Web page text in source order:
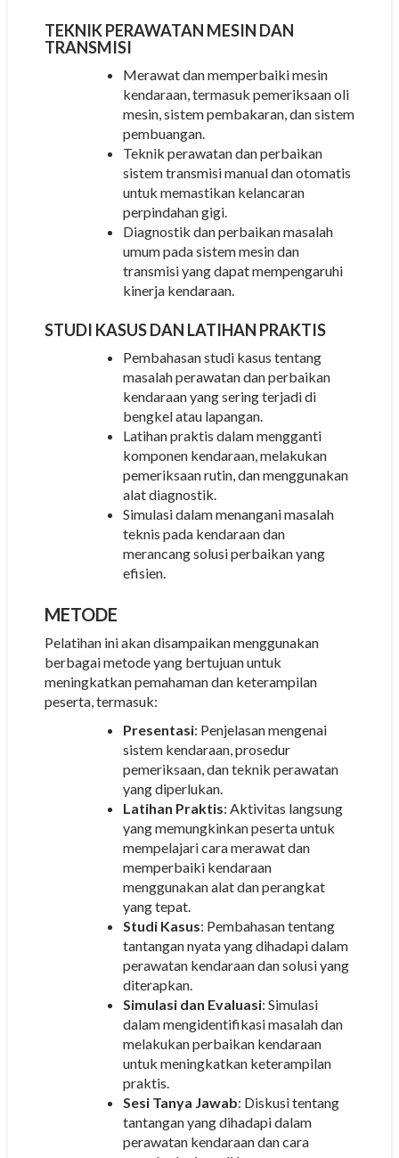
TEKNIK PERAWATAN MESIN DAN
TRANSMISI
Merawat dan memperbaiki mesin
kendaraan, termasuk pemeriksaan oli
mesin, sistem pembakaran, dan sistem
pembuangan.
Teknik perawatan dan perbaikan
sistem transmisi manual dan otomatis
untuk memastikan kelancaran
perpindahan gigi.
Diagnostik dan perbaikan masalah
umum pada sistem mesin dan
transmisi yang dapat mempengaruhi
kinerja kendaraan.
STUDI KASUS DAN LATIHAN PRAKTIS
Pembahasan studi kasus tentang
masalah perawatan dan perbaikan
kendaraan yang sering terjadi di
bengkel atau lapangan.
Latihan praktis dalam mengganti
komponen kendaraan, melakukan
pemeriksaan rutin, dan menggunakan
alat diagnostik.
Simulasi dalam menangani masalah
teknis pada kendaraan dan
merancang solusi perbaikan yang
efisien.
METODE
Pelatihan ini akan disampaikan menggunakan
berbagai metode yang bertujuan untuk
meningkatkan pemahaman dan keterampilan
peserta, termasuk:
Presentasi: Penjelasan mengenai
sistem kendaraan, prosedur
pemeriksaan, dan teknik perawatan
yang diperlukan.
Latihan Praktis: Aktivitas langsung
yang memungkinkan peserta untuk
mempelajari cara merawat dan
memperbaiki kendaraan
menggunakan alat dan perangkat
yang tepat.
Studi Kasus: Pembahasan tentang
tantangan nyata yang dihadapi dalam
perawatan kendaraan dan solusi yang
diterapkan.
Simulasi dan Evaluasi: Simulasi
dalam mengidentifikasi masalah dan
melakukan perbaikan kendaraan
untuk meningkatkan keterampilan
praktis.
Sesi Tanya Jawab: Diskusi tentang
tantangan yang dihadapi dalam
perawatan kendaraan dan cara